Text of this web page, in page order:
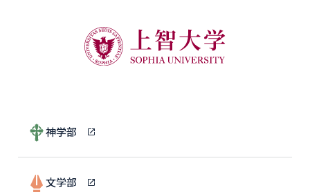
神学部
文学部